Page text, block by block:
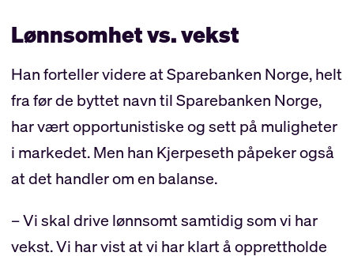
Lønnsomhet vs. vekst
Han forteller videre at Sparebanken Norge, helt
fra før de byttet navn til Sparebanken Norge,
har vært opportunistiske og sett på muligheter
i markedet. Men han Kjerpeseth påpeker også
at det handler om en balanse.
– Vi skal drive lønnsomt samtidig som vi har
vekst. Vi har vist at vi har klart å opprettholde